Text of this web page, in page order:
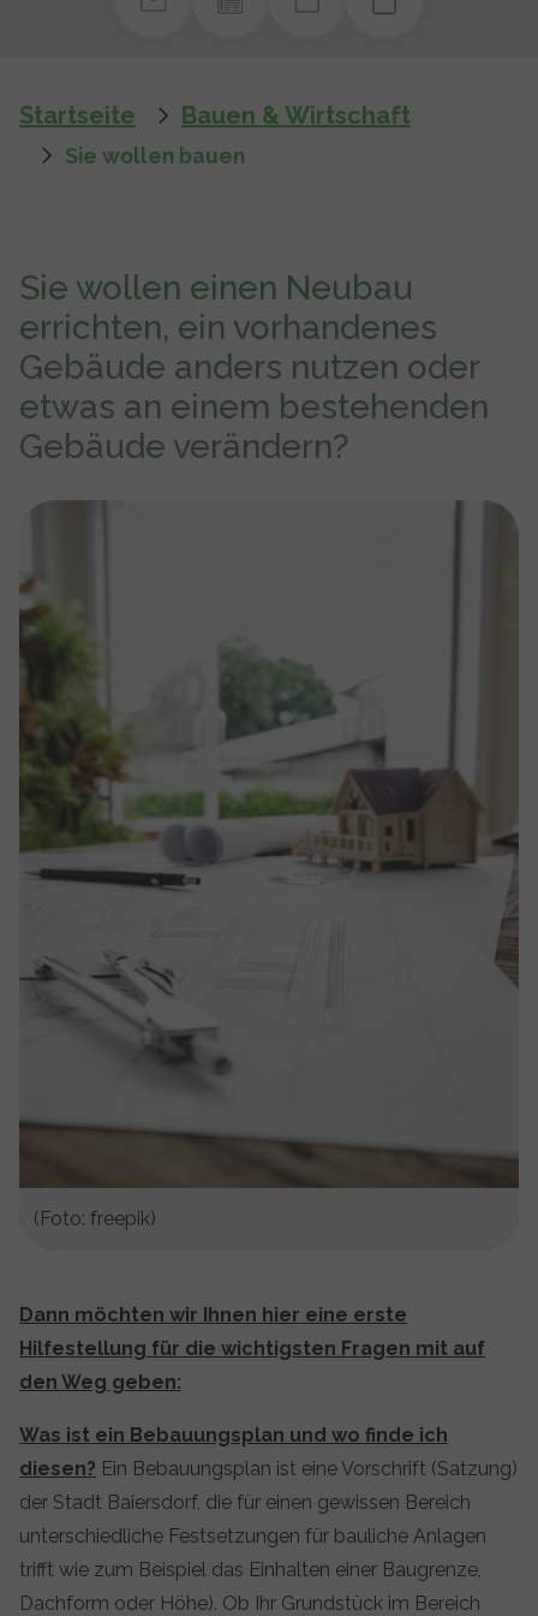
Startseite Bauen & Wirtschaft
Sie wollen bauen
Sie wollen einen Neubau
errichten, ein vorhandenes
Gebäude anders nutzen oder
etwas an einem bestehenden
Gebäude verändern?
Show larger version for:
(Foto: freepik)
Dann möchten wir Ihnen hier eine erste
Hilfestellung für die wichtigsten Fragen mit auf
den Weg geben:
Was ist ein Bebauungsplan und wo finde ich
diesen? Ein Bebauungsplan ist eine Vorschrift (Satzung)
der Stadt Baiersdorf, die für einen gewissen Bereich
unterschiedliche Festsetzungen für bauliche Anlagen
trifft wie zum Beispiel das Einhalten einer Baugrenze,
Dachform oder Höhe). Ob Ihr Grundstück im Bereich